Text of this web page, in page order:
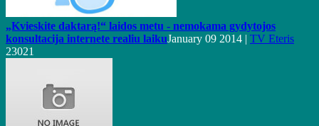
„Kvieskite daktarą!“ laidos metu - nemokama gydytojos
konsultacija internete realiu laikuJanuary 09 2014 | TV Eteris
23021